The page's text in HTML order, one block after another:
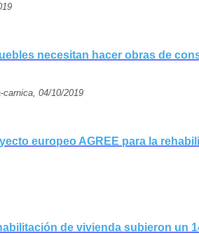
necesitan hacer obras de
carnica, 04/10/2019
europeo AGREE para la
de vivienda subieron un